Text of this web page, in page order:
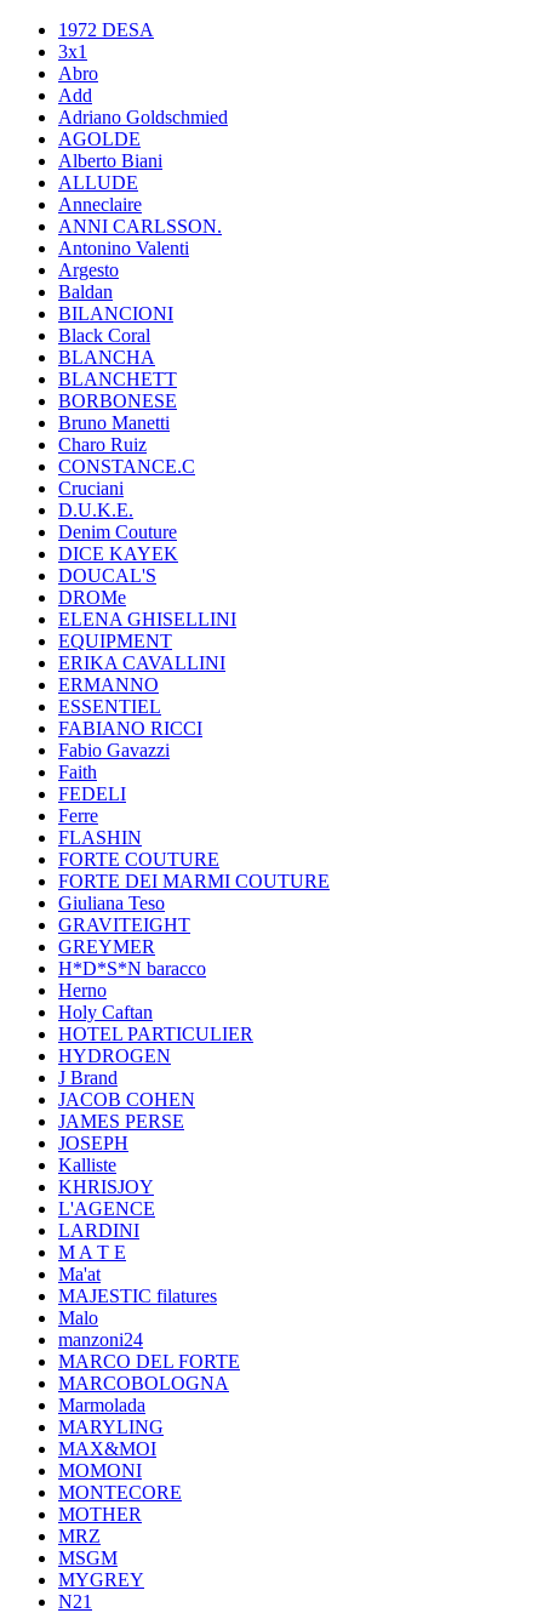
1972 DESA
3x1
Abro
Add
Adriano Goldschmied
AGOLDE
Alberto Biani
ALLUDE
Anneclaire
ANNI CARLSSON.
Antonino Valenti
Argesto
Baldan
BILANCIONI
Black Coral
BLANCHA
BLANCHETT
BORBONESE
Bruno Manetti
Charo Ruiz
CONSTANCE.C
Cruciani
D.U.K.E.
Denim Couture
DICE KAYEK
DOUCAL'S
DROMe
ELENA GHISELLINI
EQUIPMENT
ERIKA CAVALLINI
ERMANNO
ESSENTIEL
FABIANO RICCI
Fabio Gavazzi
Faith
FEDELI
Ferre
FLASHIN
FORTE COUTURE
FORTE DEI MARMI COUTURE
Giuliana Teso
GRAVITEIGHT
GREYMER
H*D*S*N baracco
Herno
Holy Caftan
HOTEL PARTICULIER
HYDROGEN
J Brand
JACOB COHEN
JAMES PERSE
JOSEPH
Kalliste
KHRISJOY
L'AGENCE
LARDINI
M A T E
Ma'at
MAJESTIC filatures
Malo
manzoni24
MARCO DEL FORTE
MARCOBOLOGNA
Marmolada
MARYLING
MAX&MOI
MOMONI
MONTECORE
MOTHER
MRZ
MSGM
MYGREY
N21